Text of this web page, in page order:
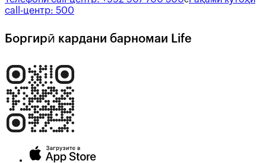
call-центр: 500
Боргирӣ кардани барномаи Life